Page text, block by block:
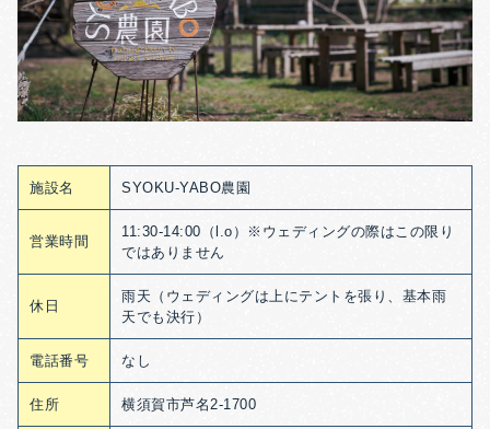
施設名 SYOKU-YABO農園
営業時間
11:30-14:00（l.o）※ウェディングの際はこの限り
ではありません
休日
雨天（ウェディングは上にテントを張り、基本雨
天でも決行）
電話番号 なし
住所 横須賀市芦名2-1700